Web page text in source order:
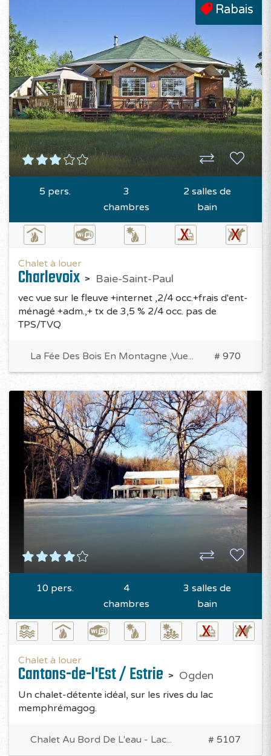
Rabais
5 pers.
3
chambres
2 salles de
bain
Chalet à louer
Charlevoix Baie-Saint-Paul
vec vue sur le fleuve +internet ,2/4 occ.+frais d'ent-
ménagé +adm.,+ tx de 3,5 % 2/4 occ. pas de
TPS/TVQ
La Fée Des Bois En Montagne ,Vue... # 970
10 pers.
4
chambres
3 salles de
bain
Chalet à louer
Cantons-de-l'Est / Estrie Ogden
Un chalet-détente idéal, sur les rives du lac
memphrémagog.
Chalet Au Bord De L'eau - Lac... # 5107